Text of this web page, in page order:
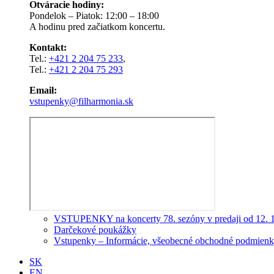
Otváracie hodiny:
Pondelok – Piatok: 12:00 – 18:00
A hodinu pred začiatkom koncertu.
Kontakt:
Tel.: +421 2 204 75 233,
Tel.: +421 2 204 75 293
Email:
vstupenky@filharmonia.sk
VSTUPENKY na koncerty 78. sezóny v predaji od 12.
Darčekové poukážky
Vstupenky – Informácie, všeobecné obchodné
SK